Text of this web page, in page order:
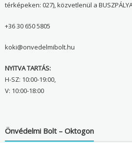
térképeken: 027), közvetlenül a
+36 30 650 5805
koki@onvedelmibolt.hu
NYITVA TARTÁS:
H-SZ: 10:00-19:00,
V: 10:00-18:00
Önvédelmi Bolt – Oktogon